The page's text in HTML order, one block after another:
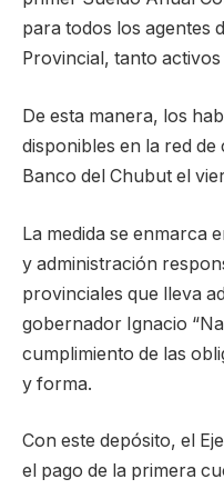
para todos los agentes
Provincial, tanto
De esta manera, los
disponibles en la red
Banco del Chubut el
La medida se enmarca
y administración
provinciales que lleva
gobernador Ignacio
cumplimiento de las
y forma.
Con este depósito, el
el pago de la primera